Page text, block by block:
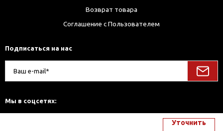
Уточнить
Возврат товара
Соглашение с Пользователем
Подписаться на нас
Мы в соцсетях: